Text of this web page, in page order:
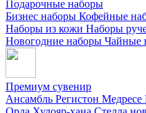
Подарочные наборы
Бизнес наборы Кофейные
Наборы из кожи Наборы
Новогодние наборы Чайные
Премиум сувенир
Ансамбль Регистон